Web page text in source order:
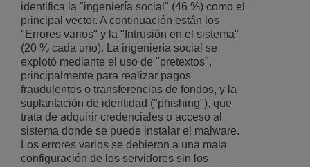
identifica la "ingeniería social" (46 %) como el
principal vector. A continuación están los
"Errores varios" y la "Intrusión en el sistema"
(20 % cada uno). La ingeniería social se
explotó mediante el uso de "pretextos",
principalmente para realizar pagos
fraudulentos o transferencias de fondos, y la
suplantación de identidad ("phishing"), que
trata de adquirir credenciales o acceso al
sistema donde se puede instalar el malware.
Los errores varios se debieron a una mala
configuración de los servidores sin los